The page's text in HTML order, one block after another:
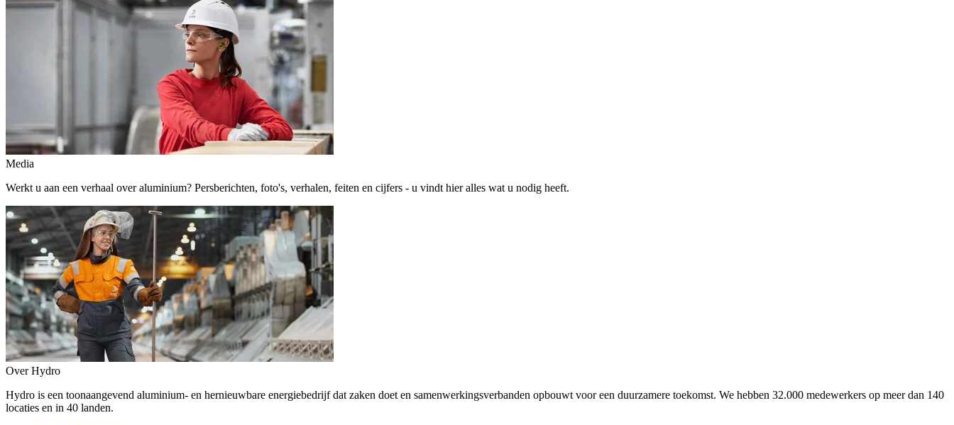
Media
Werkt u aan een verhaal over aluminium? Persberichten, foto's, verhalen, feiten en cijfers - u vindt hier alles wat u nodig heeft.
Over Hydro
Hydro is een toonaangevend aluminium- en hernieuwbare energiebedrijf dat zaken doet en samenwerkingsverbanden opbouwt voor een duurzamere toekomst. We hebben 32.000 medewerkers op meer dan 140
locaties en in 40 landen.